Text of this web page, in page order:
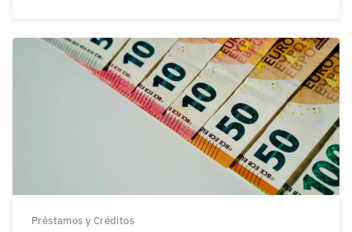
Préstamos y Créditos